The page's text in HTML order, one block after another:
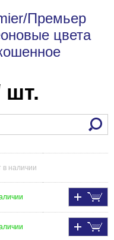
Премьер
цвета
шт.
в наличии